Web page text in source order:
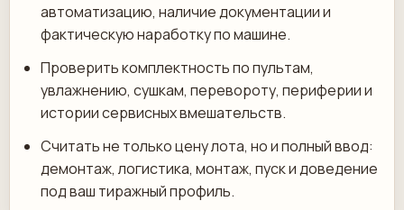
автоматизацию, наличие документации и
фактическую наработку по машине.
Проверить комплектность по пультам,
увлажнению, сушкам, перевороту, периферии и
истории сервисных вмешательств.
Считать не только цену лота, но и полный ввод:
демонтаж, логистика, монтаж, пуск и доведение
под ваш тиражный профиль.